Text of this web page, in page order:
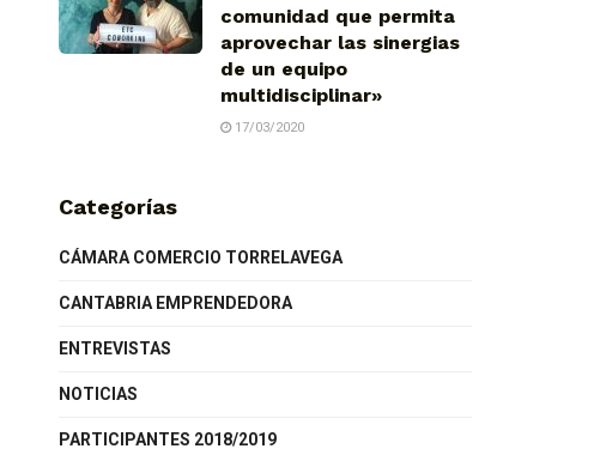
comunidad que permita
aprovechar las sinergias
de un equipo
multidisciplinar»
17/03/2020
Categorías
CÁMARA COMERCIO TORRELAVEGA
CANTABRIA EMPRENDEDORA
ENTREVISTAS
NOTICIAS
PARTICIPANTES 2018/2019